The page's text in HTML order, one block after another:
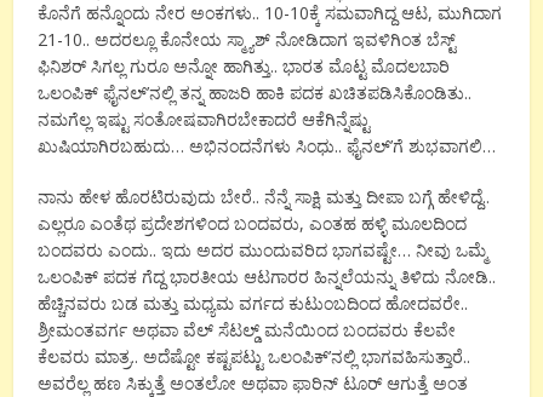
ಕೊನೆಗೆ ಹನ್ನೊಂದು ನೇರ ಅಂಕಗಳು.. 10-10ಕ್ಕೆ ಸಮವಾಗಿದ್ದ ಆಟ, ಮುಗಿದಾಗ
21-10.. ಅದರಲ್ಲೂ ಕೊನೇಯ ಸ್ಮ್ಯಾಶ್ ನೋಡಿದಾಗ ಇವಳಿಗಿಂತ ಬೆಸ್ಟ್
ಫಿನಿಶರ್ ಸಿಗಲ್ಲ ಗುರೂ ಅನ್ನೋ ಹಾಗಿತ್ತು.. ಭಾರತ ಮೊಟ್ಟ ಮೊದಲಬಾರಿ
ಒಲಂಪಿಕ್ ಫೈನಲ್’ನಲ್ಲಿ ತನ್ನ ಹಾಜರಿ ಹಾಕಿ ಪದಕ ಖಚಿತಪಡಿಸಿಕೊಂಡಿತು..
ನಮಗೆಲ್ಲ ಇಷ್ಟು ಸಂತೋಷವಾಗಿರಬೇಕಾದರೆ ಆಕೆಗಿನ್ನೆಷ್ಟು
ಖುಷಿಯಾಗಿರಬಹುದು… ಅಭಿನಂದನೆಗಳು ಸಿಂಧು.. ಫೈನಲ್’ಗೆ ಶುಭವಾಗಲಿ…
ನಾನು ಹೇಳ ಹೊರಟಿರುವುದು ಬೇರೆ.. ನೆನ್ನೆ ಸಾಕ್ಷಿ ಮತ್ತು ದೀಪಾ ಬಗ್ಗೆ ಹೇಳಿದ್ದೆ..
ಎಲ್ಲರೂ ಎಂತೆಥ ಪ್ರದೇಶಗಳಿಂದ ಬಂದವರು, ಎಂತಹ ಹಳ್ಳಿ ಮೂಲದಿಂದ
ಬಂದವರು ಎಂದು.. ಇದು ಅದರ ಮುಂದುವರಿದ ಭಾಗವಷ್ಟೇ… ನೀವು ಒಮ್ಮೆ
ಒಲಂಪಿಕ್ ಪದಕ ಗೆದ್ದ ಭಾರತೀಯ ಆಟಗಾರರ ಹಿನ್ನಲೆಯನ್ನು ತಿಳಿದು ನೋಡಿ..
ಹೆಚ್ಚಿನವರು ಬಡ ಮತ್ತು ಮಧ್ಯಮ ವರ್ಗದ ಕುಟುಂಬದಿಂದ ಹೋದವರೇ..
ಶ್ರೀಮಂತವರ್ಗ ಅಥವಾ ವೆಲ್ ಸೆಟಲ್ಡ್ ಮನೆಯಿಂದ ಬಂದವರು ಕೆಲವೇ
ಕೆಲವರು ಮಾತ್ರ.. ಅದೆಷ್ಟೋ ಕಷ್ಟಪಟ್ಟು ಒಲಂಪಿಕ್’ನಲ್ಲಿ ಭಾಗವಹಿಸುತ್ತಾರೆ..
ಅವರೆಲ್ಲ ಹಣ ಸಿಕ್ಕುತ್ತೆ ಅಂತಲೋ ಅಥವಾ ಫಾರಿನ್ ಟೂರ್ ಆಗುತ್ತೆ ಅಂತ